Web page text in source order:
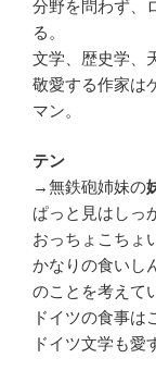
分野を問わず、
る。
文学、歴史学、
敬愛する作家は
マン。
テン
→無鉄砲姉妹の
ぱっと見はしっ
おっちょこちょ
かなりの食いし
のことを考えて
ドイツの食事は
ドイツ文学も愛